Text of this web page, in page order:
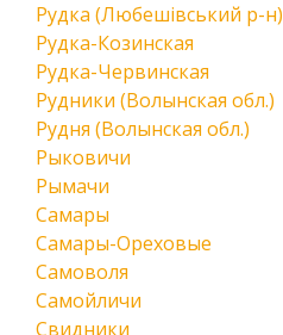
Рудка (Любешівський р-н)
Рудка-Козинская
Рудка-Червинская
Рудники (Волынская обл.)
Рудня (Волынская обл.)
Рыковичи
Рымачи
Самары
Самары-Ореховые
Самоволя
Самойличи
Свидники